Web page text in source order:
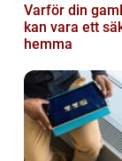
Varför din
kan vara ett
hemma